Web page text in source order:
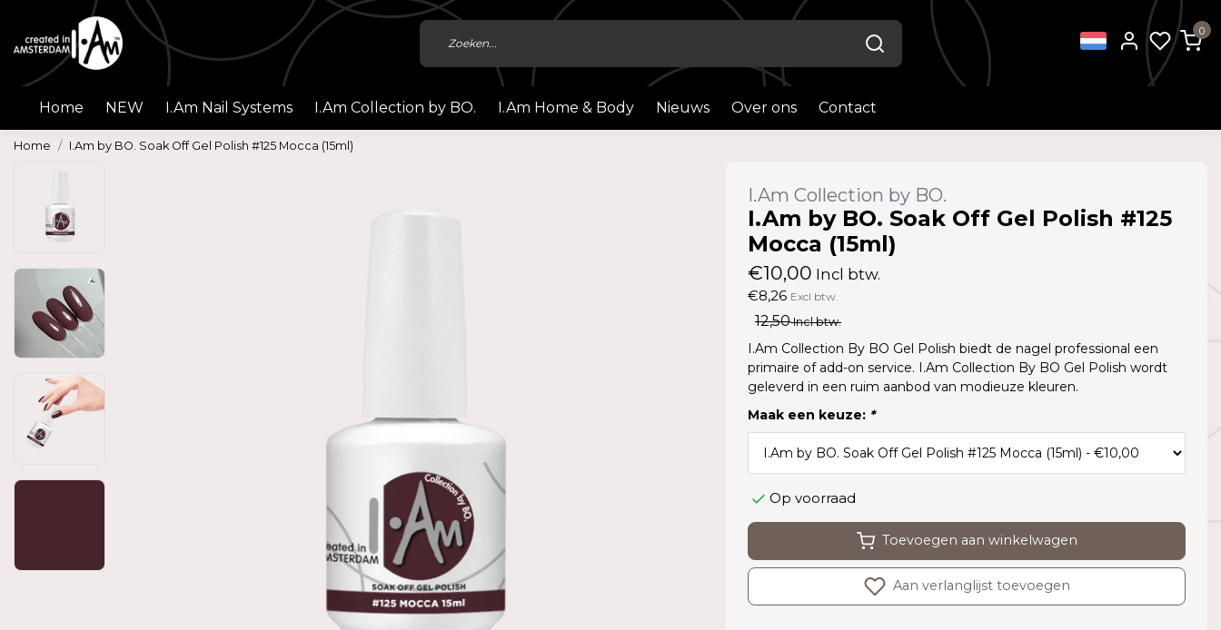
0
Home NEW I.Am Nail Systems I.Am Collection by BO. I.Am Home & Body Nieuws Over ons Contact
Home I.Am by BO. Soak Off Gel Polish #125 Mocca (15ml)
I.Am Collection by BO.
I.Am by BO. Soak Off Gel Polish #125
Mocca (15ml)
€10,00 Incl btw.
€8,26 Excl btw.
12,50Incl btw.
I.Am Collection By BO Gel Polish biedt de nagel professional een
primaire of add-on service. I.Am Collection By BO Gel Polish wordt
geleverd in een ruim aanbod van modieuze kleuren.
Maak een keuze: *
Op voorraad
Toevoegen aan winkelwagen
Aan verlanglijst toevoegen